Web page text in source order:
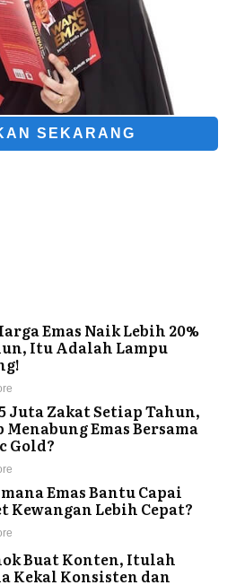
SEKARANG
Emas Naik Lebih 20%
Itu Adalah Lampu
Juta Zakat Setiap Tahun,
Menabung Emas Bersama
Gold?
Emas Bantu Capai
Kewangan Lebih Cepat?
Buat Konten, Itulah
Kekal Konsisten dan